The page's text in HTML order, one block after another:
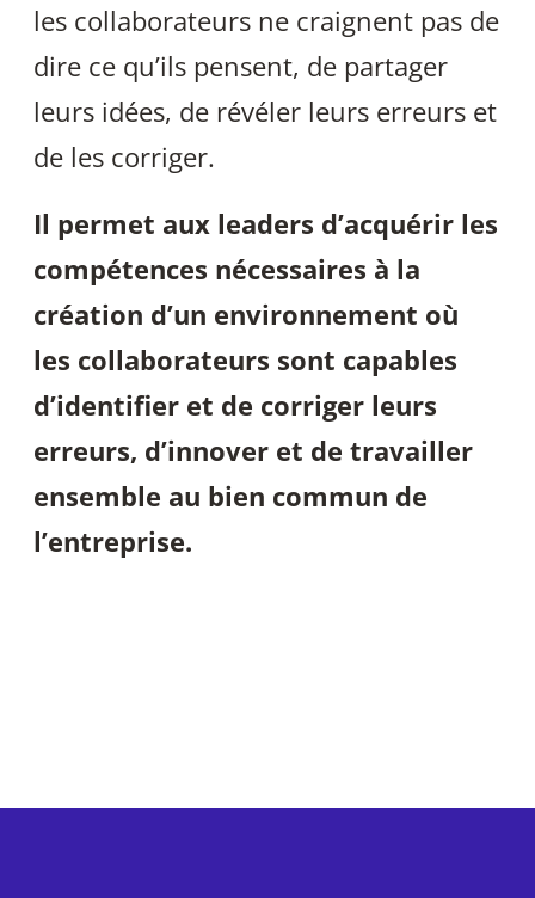
les collaborateurs ne craignent pas de
dire ce qu’ils pensent, de partager
leurs idées, de révéler leurs erreurs et
de les corriger.
Il permet aux leaders d’acquérir les
compétences nécessaires à la
création d’un environnement où
les collaborateurs sont capables
d’identifier et de corriger leurs
erreurs, d’innover et de travailler
ensemble au bien commun de
l’entreprise.